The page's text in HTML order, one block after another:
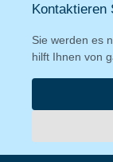
Kontaktieren
Sie werden es
hilft Ihnen von